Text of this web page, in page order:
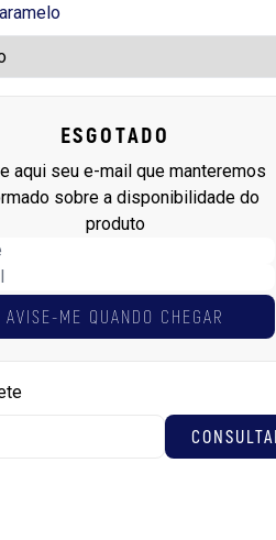
ESGOTADO
aqui seu e-mail que manteremos
sobre a disponibilidade do
produto
AVISE-ME QUANDO CHEGAR